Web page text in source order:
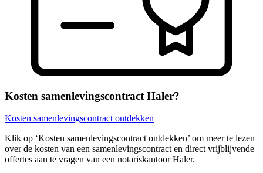
Kosten samenlevingscontract Haler?
Kosten samenlevingscontract ontdekken
Klik op ‘Kosten samenlevingscontract ontdekken’ om meer te lezen
over de kosten van een samenlevingscontract en direct vrijblijvende
offertes aan te vragen van een notariskantoor Haler.